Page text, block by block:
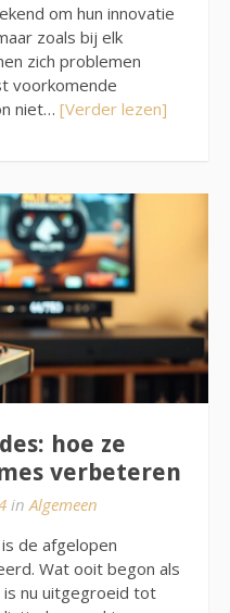
om hun innovatie
zoals bij elk
zich problemen
voorkomende
niet… [Verder lezen]
hoe ze
verbeteren
inAlgemeen
de afgelopen
Wat ooit begon als
nu uitgegroeid tot